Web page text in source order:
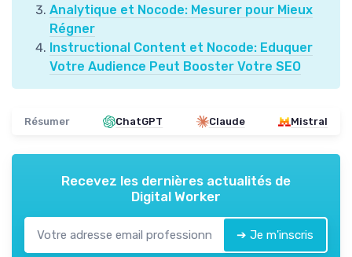
Analytique et Nocode: Mesurer pour Mieux
Régner
Instructional Content et Nocode: Eduquer
Votre Audience Peut Booster Votre SEO
Résumer ChatGPT Claude Mistral
Recevez les dernières actualités de
Digital Worker
➔ Je m'inscris